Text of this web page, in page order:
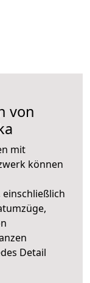
von
mit
können
Detail